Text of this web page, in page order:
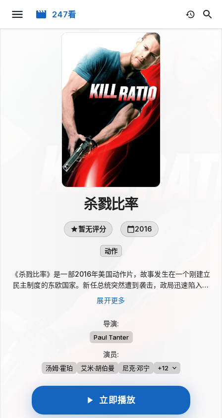
247看
杀戮比率
暂无评分 2016
动作
《杀戮比率》是一部2016年美国动作片，故事发生在一个刚建立
民主制度的东欧国家。新任总统突然遭到袭击，政局迅速陷入动
荡；一名美国秘密行动人员被迫卷入危机，与企图夺取政府控制权
的冷酷军方首脑展开对抗。影片围绕权力争夺、危机行动与正面交
展开更多
导演:
Paul Tanter
演员:
汤姆·霍珀 艾米·胡伯曼 尼克·邓宁 +12
立即播放